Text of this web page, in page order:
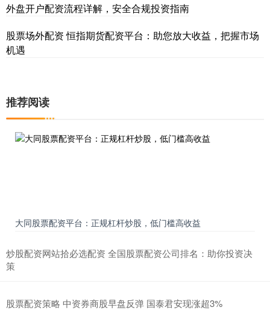
外盘开户配资流程详解，安全合规投资指南
股票场外配资 恒指期货配资平台：助您放大收益，把握市场
机遇
推荐阅读
大同股票配资平台：正规杠杆炒股，低门槛高收益
炒股配资网站拾必选配资 全国股票配资公司排名：助你投资决
策
股票配资策略 中资券商股早盘反弹 国泰君安现涨超3%